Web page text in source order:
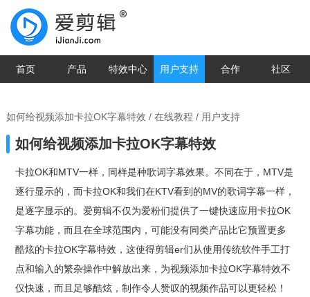
首页 产品 特效中心 用户支持 合作 社区
如何给视频添加卡拉OK字幕特效 / 在线教程 / 用户支持
如何给视频添加卡拉OK字幕特效
卡拉OK和MTV一样，同样是种歌词字幕效果。不同在于，MTV是
逐行显示的，而卡拉OK和我们在KTV看到的MV的歌词字幕一样，
是逐字显示的。爱剪辑不仅为爱粉们提供了一键快速应用卡拉OK
字幕功能，而且在全球范围内，可能没有同类产品比它预置更多
酷炫的卡拉OK字幕特效，这使得剪辑er们从使用传统软件手工打
点和输入的繁杂操作中解放出来，为视频添加卡拉OK字幕特效不
仅快速，而且足够酷炫，制作令人赞叹的视频作品可以更轻松！